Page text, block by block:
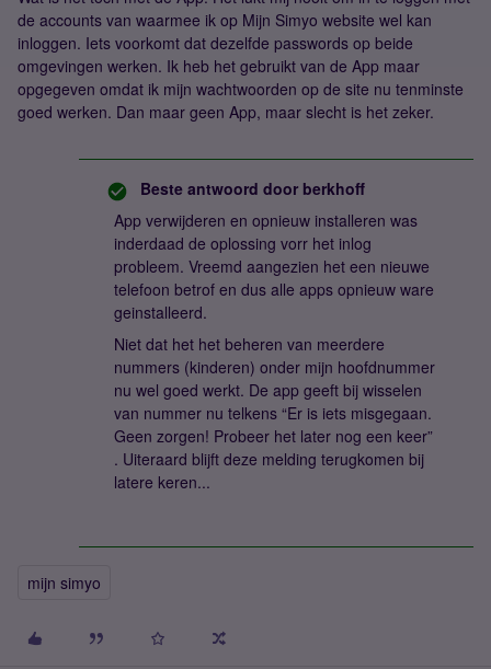
de accounts van waarmee ik op Mijn Simyo website wel kan
inloggen. Iets voorkomt dat dezelfde passwords op beide
omgevingen werken. Ik heb het gebruikt van de App maar
opgegeven omdat ik mijn wachtwoorden op de site nu tenminste
goed werken. Dan maar geen App, maar slecht is het zeker.
Beste antwoord door berkhoff
App verwijderen en opnieuw installeren was
inderdaad de oplossing vorr het inlog
probleem. Vreemd aangezien het een nieuwe
telefoon betrof en dus alle apps opnieuw ware
geinstalleerd.
Niet dat het het beheren van meerdere
nummers (kinderen) onder mijn hoofdnummer
nu wel goed werkt. De app geeft bij wisselen
van nummer nu telkens “Er is iets misgegaan.
Geen zorgen! Probeer het later nog een keer”
. Uiteraard blijft deze melding terugkomen bij
latere keren...
mijn simyo